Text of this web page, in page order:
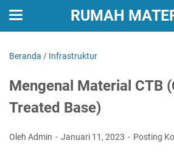
RUMAH
Beranda / Infrastruktur
Mengenal Material CTB
Treated Base)
Oleh Admin Januari 11, 2023 Posting